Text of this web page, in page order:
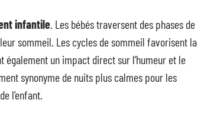
infantile. Les bébés traversent des phases de
sommeil. Les cycles de sommeil favorisent la
un impact direct sur l’humeur et le
synonyme de nuits plus calmes pour les
l’enfant.